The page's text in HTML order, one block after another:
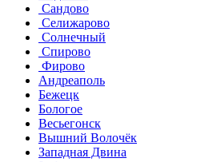
Сандово
Селижарово
Солнечный
Спирово
Фирово
Андреаполь
Бежецк
Бологое
Весьегонск
Вышний Волочёк
Западная Двина